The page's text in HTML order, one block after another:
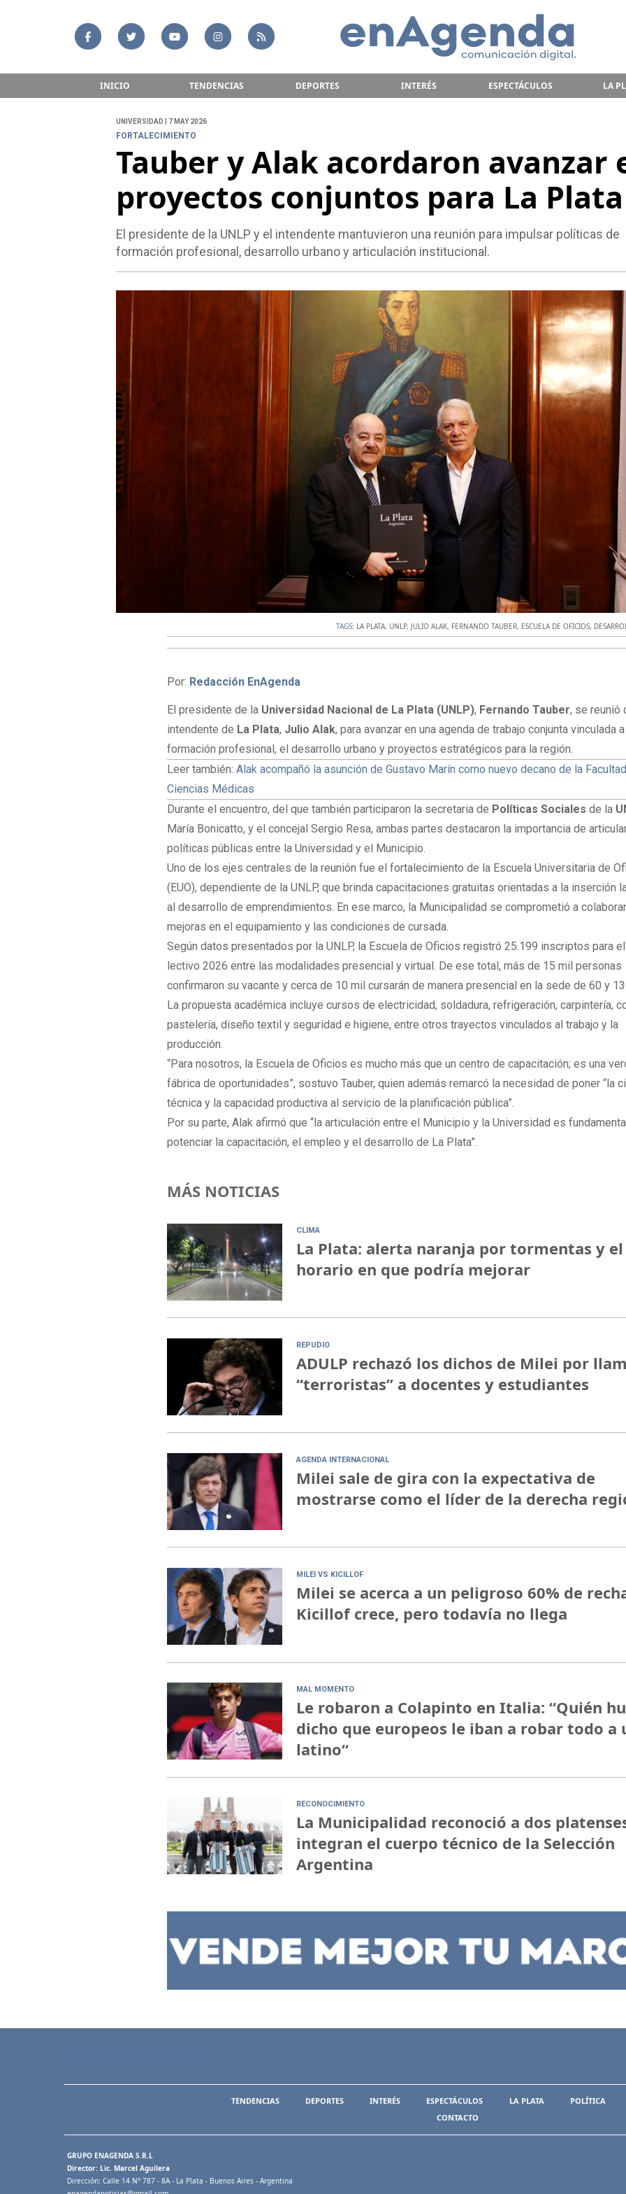
INICIO TENDENCIAS DEPORTES INTERÉS ESPECTÁCULOS LA
UNIVERSIDAD | 7 MAY 2026
FORTALECIMIENTO
Tauber y Alak acordaron avanzar
proyectos conjuntos para La Plata
El presidente de la UNLP y el intendente mantuvieron una reunión para impulsar políticas de
formación profesional, desarrollo urbano y articulación institucional.
TAGS: LA PLATA, UNLP, JULIO ALAK, FERNANDO TAUBER, ESCUELA DE OFICIOS,
Por: Redacción EnAgenda
El presidente de la Universidad Nacional de La Plata (UNLP), Fernando Tauber, se reunió
intendente de La Plata, Julio Alak, para avanzar en una agenda de trabajo conjunta vinculada
formación profesional, el desarrollo urbano y proyectos estratégicos para la región.
Leer también:Alak acompañó la asunción de Gustavo Marín como nuevo decano de la
Ciencias Médicas
Durante el encuentro, del que también participaron la secretaria de Políticas Sociales de la
María Bonicatto, y el concejal Sergio Resa, ambas partes destacaron la importancia de
políticas públicas entre la Universidad y el Municipio.
Uno de los ejes centrales de la reunión fue el fortalecimiento de la Escuela Universitaria de
(EUO), dependiente de la UNLP, que brinda capacitaciones gratuitas orientadas a la inserción
al desarrollo de emprendimientos. En ese marco, la Municipalidad se comprometió a
mejoras en el equipamiento y las condiciones de cursada.
Según datos presentados por la UNLP, la Escuela de Oficios registró 25.199 inscriptos para
lectivo 2026 entre las modalidades presencial y virtual. De ese total, más de 15 mil personas
confirmaron su vacante y cerca de 10 mil cursarán de manera presencial en la sede de 60 y
La propuesta académica incluye cursos de electricidad, soldadura, refrigeración, carpintería,
pastelería, diseño textil y seguridad e higiene, entre otros trayectos vinculados al trabajo y la
producción.
“Para nosotros, la Escuela de Oficios es mucho más que un centro de capacitación; es una
fábrica de oportunidades”, sostuvo Tauber, quien además remarcó la necesidad de poner “la
técnica y la capacidad productiva al servicio de la planificación pública”.
Por su parte, Alak afirmó que “la articulación entre el Municipio y la Universidad es
potenciar la capacitación, el empleo y el desarrollo de La Plata”.
MÁS NOTICIAS
CLIMA
La Plata: alerta naranja por tormentas y el
horario en que podría mejorar
REPUDIO
ADULP rechazó los dichos de Milei por
“terroristas” a docentes y estudiantes
AGENDA INTERNACIONAL
Milei sale de gira con la expectativa de
mostrarse como el líder de la derecha
MILEI VS KICILLOF
Milei se acerca a un peligroso 60% de
Kicillof crece, pero todavía no llega
MAL MOMENTO
Le robaron a Colapinto en Italia: “Quién
dicho que europeos le iban a robar todo a
latino“
RECONOCIMIENTO
La Municipalidad reconoció a dos
integran el cuerpo técnico de la Selección
Argentina
TENDENCIAS DEPORTES INTERÉS ESPECTÁCULOS LA PLATA POLÍTICA
CONTACTO
GRUPO ENAGENDA S.R.L
Director: Lic. Marcel Aguilera
Dirección: Calle 14 N° 787 - 8A - La Plata - Buenos Aires - Argentina